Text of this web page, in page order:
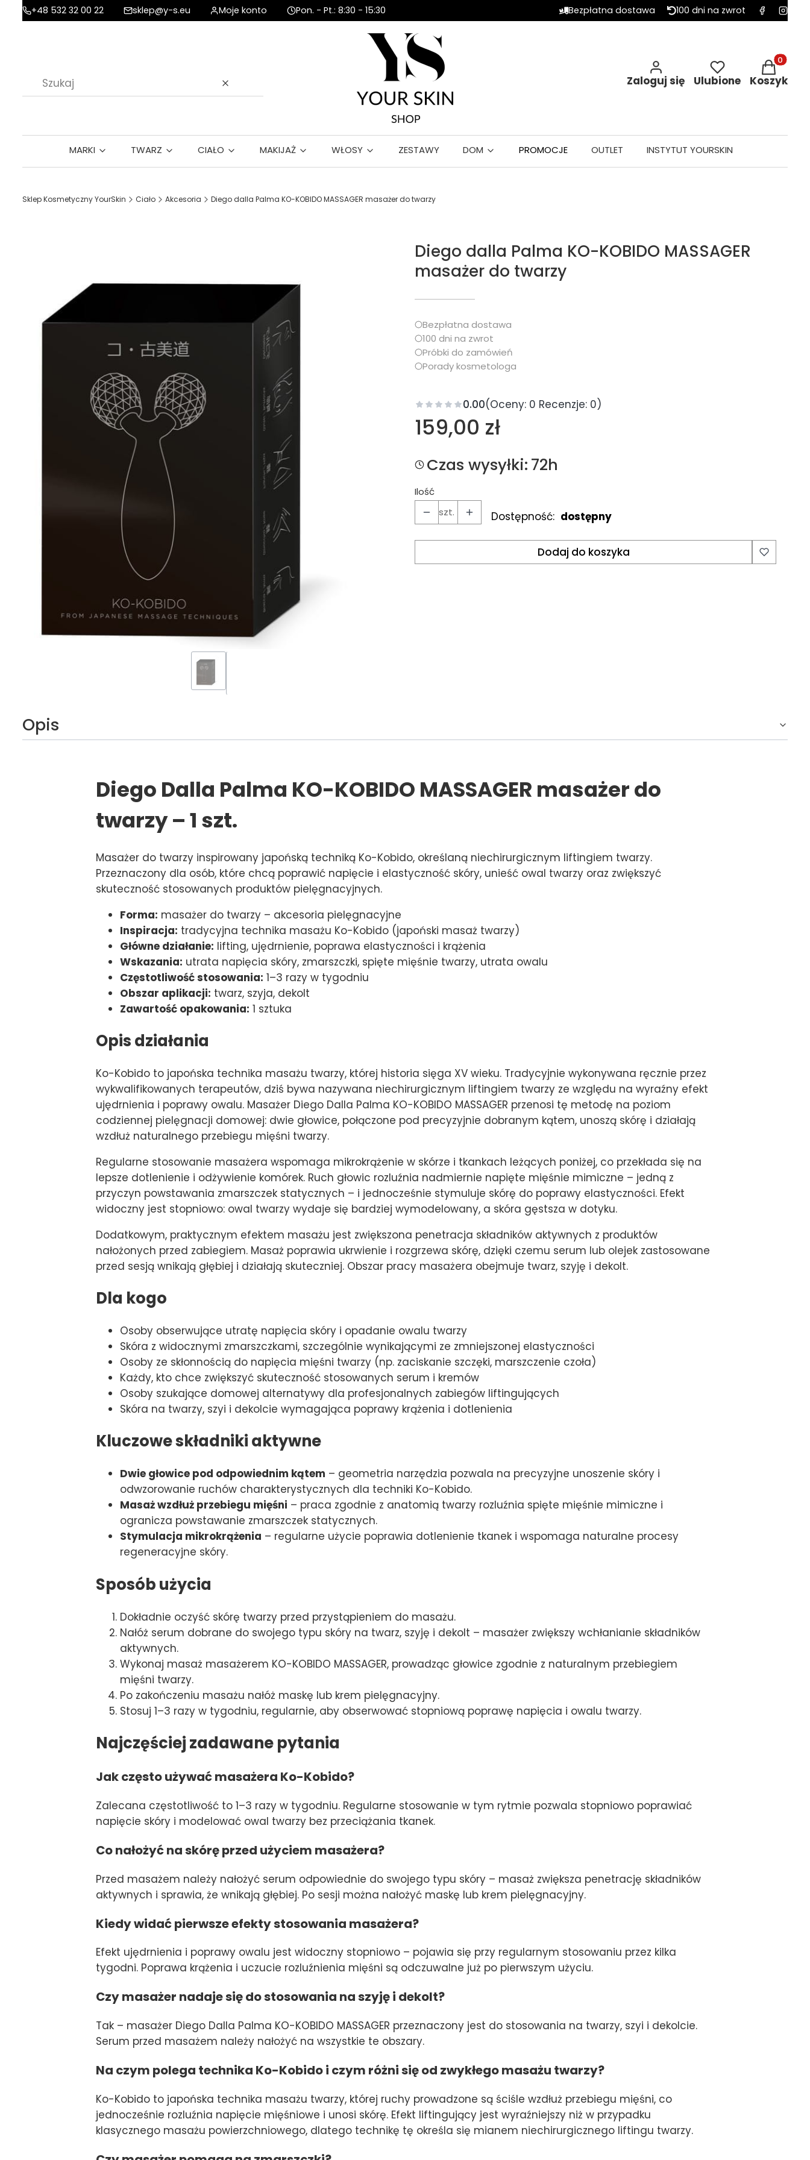
+48 532 32 00 22 sklep@y-s.eu Moje konto Pon. - Pt.: 8:30 - 15:30 Bezpłatna dostawa 100 dni na zwrot
Wyczyść
Zaloguj się Ulubione
Produkty
Koszyk
MARKI TWARZ CIAŁO MAKIJAŻ WŁOSY ZESTAWY DOM PROMOCJE OUTLET INSTYTUT YOURSKIN
Sklep Kosmetyczny YourSkin Ciało Akcesoria Diego dalla Palma KO-KOBIDO MASSAGER masażer do twarzy
Diego dalla Palma KO-KOBIDO MASSAGER
masażer do twarzy
Bezpłatna dostawa
100 dni na zwrot
Próbki do zamówień
Porady kosmetologa
0.00(Oceny: 0 Recenzje: 0)
Cena
159,00 zł
Czas wysyłki:72h
Ilość
szt.
Dostępność: dostępny
Dodaj do koszyka
Opis
Diego Dalla Palma KO-KOBIDO MASSAGER masażer do
twarzy – 1 szt.
Masażer do twarzy inspirowany japońską techniką Ko-Kobido, określaną niechirurgicznym liftingiem twarzy.
Przeznaczony dla osób, które chcą poprawić napięcie i elastyczność skóry, unieść owal twarzy oraz zwiększyć
skuteczność stosowanych produktów pielęgnacyjnych.
Forma: masażer do twarzy – akcesoria pielęgnacyjne
Inspiracja: tradycyjna technika masażu Ko-Kobido (japoński masaż twarzy)
Główne działanie: lifting, ujędrnienie, poprawa elastyczności i krążenia
Wskazania: utrata napięcia skóry, zmarszczki, spięte mięśnie twarzy, utrata owalu
Częstotliwość stosowania: 1–3 razy w tygodniu
Obszar aplikacji: twarz, szyja, dekolt
Zawartość opakowania: 1 sztuka
Opis działania
Ko-Kobido to japońska technika masażu twarzy, której historia sięga XV wieku. Tradycyjnie wykonywana ręcznie przez
wykwalifikowanych terapeutów, dziś bywa nazywana niechirurgicznym liftingiem twarzy ze względu na wyraźny efekt
ujędrnienia i poprawy owalu. Masażer Diego Dalla Palma KO-KOBIDO MASSAGER przenosi tę metodę na poziom
codziennej pielęgnacji domowej: dwie głowice, połączone pod precyzyjnie dobranym kątem, unoszą skórę i działają
wzdłuż naturalnego przebiegu mięśni twarzy.
Regularne stosowanie masażera wspomaga mikrokrążenie w skórze i tkankach leżących poniżej, co przekłada się na
lepsze dotlenienie i odżywienie komórek. Ruch głowic rozluźnia nadmiernie napięte mięśnie mimiczne – jedną z
przyczyn powstawania zmarszczek statycznych – i jednocześnie stymuluje skórę do poprawy elastyczności. Efekt
widoczny jest stopniowo: owal twarzy wydaje się bardziej wymodelowany, a skóra gęstsza w dotyku.
Dodatkowym, praktycznym efektem masażu jest zwiększona penetracja składników aktywnych z produktów
nałożonych przed zabiegiem. Masaż poprawia ukrwienie i rozgrzewa skórę, dzięki czemu serum lub olejek zastosowane
przed sesją wnikają głębiej i działają skuteczniej. Obszar pracy masażera obejmuje twarz, szyję i dekolt.
Dla kogo
Osoby obserwujące utratę napięcia skóry i opadanie owalu twarzy
Skóra z widocznymi zmarszczkami, szczególnie wynikającymi ze zmniejszonej elastyczności
Osoby ze skłonnością do napięcia mięśni twarzy (np. zaciskanie szczęki, marszczenie czoła)
Każdy, kto chce zwiększyć skuteczność stosowanych serum i kremów
Osoby szukające domowej alternatywy dla profesjonalnych zabiegów liftingujących
Skóra na twarzy, szyi i dekolcie wymagająca poprawy krążenia i dotlenienia
Kluczowe składniki aktywne
Dwie głowice pod odpowiednim kątem – geometria narzędzia pozwala na precyzyjne unoszenie skóry i
odwzorowanie ruchów charakterystycznych dla techniki Ko-Kobido.
Masaż wzdłuż przebiegu mięśni – praca zgodnie z anatomią twarzy rozluźnia spięte mięśnie mimiczne i
ogranicza powstawanie zmarszczek statycznych.
Stymulacja mikrokrążenia – regularne użycie poprawia dotlenienie tkanek i wspomaga naturalne procesy
regeneracyjne skóry.
Sposób użycia
Dokładnie oczyść skórę twarzy przed przystąpieniem do masażu.
Nałóż serum dobrane do swojego typu skóry na twarz, szyję i dekolt – masażer zwiększy wchłanianie składników
aktywnych.
Wykonaj masaż masażerem KO-KOBIDO MASSAGER, prowadząc głowice zgodnie z naturalnym przebiegiem
mięśni twarzy.
Po zakończeniu masażu nałóż maskę lub krem pielęgnacyjny.
Stosuj 1–3 razy w tygodniu, regularnie, aby obserwować stopniową poprawę napięcia i owalu twarzy.
Najczęściej zadawane pytania
Jak często używać masażera Ko-Kobido?
Zalecana częstotliwość to 1–3 razy w tygodniu. Regularne stosowanie w tym rytmie pozwala stopniowo poprawiać
napięcie skóry i modelować owal twarzy bez przeciążania tkanek.
Co nałożyć na skórę przed użyciem masażera?
Przed masażem należy nałożyć serum odpowiednie do swojego typu skóry – masaż zwiększa penetrację składników
aktywnych i sprawia, że wnikają głębiej. Po sesji można nałożyć maskę lub krem pielęgnacyjny.
Kiedy widać pierwsze efekty stosowania masażera?
Efekt ujędrnienia i poprawy owalu jest widoczny stopniowo – pojawia się przy regularnym stosowaniu przez kilka
tygodni. Poprawa krążenia i uczucie rozluźnienia mięśni są odczuwalne już po pierwszym użyciu.
Czy masażer nadaje się do stosowania na szyję i dekolt?
Tak – masażer Diego Dalla Palma KO-KOBIDO MASSAGER przeznaczony jest do stosowania na twarzy, szyi i dekolcie.
Serum przed masażem należy nałożyć na wszystkie te obszary.
Na czym polega technika Ko-Kobido i czym różni się od zwykłego masażu twarzy?
Ko-Kobido to japońska technika masażu twarzy, której ruchy prowadzone są ściśle wzdłuż przebiegu mięśni, co
jednocześnie rozluźnia napięcie mięśniowe i unosi skórę. Efekt liftingujący jest wyraźniejszy niż w przypadku
klasycznego masażu powierzchniowego, dlatego technikę tę określa się mianem niechirurgicznego liftingu twarzy.